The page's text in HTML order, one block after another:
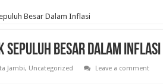
Besar Dalam Inflasi
Sepuluh Besar Dalam Inflasi
Jambi, Uncategorized
Leave a comment